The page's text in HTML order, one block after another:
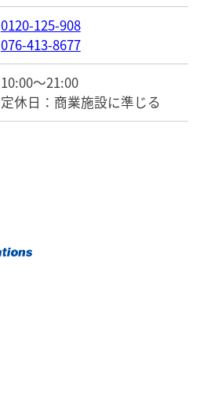
0120-125-908
076-413-8677
10:00〜21:00
定休日：商業施設に準じる